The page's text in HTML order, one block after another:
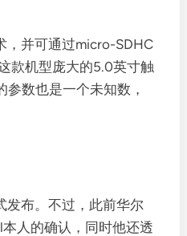
，并可通过micro-SDHC
款机型庞大的5.0英寸触
数也是一个未知数，
发布。不过，此前华尔
人的确认，同时他还透